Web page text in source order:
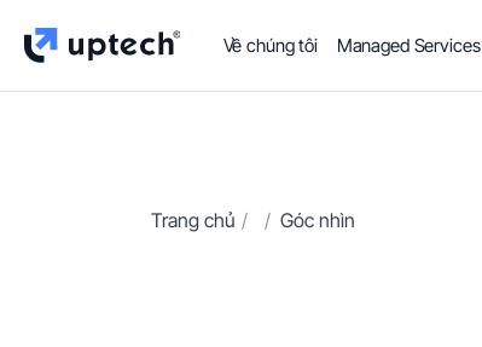
Về chúng tôi Managed Services
Trang chủ / Góc nhìn